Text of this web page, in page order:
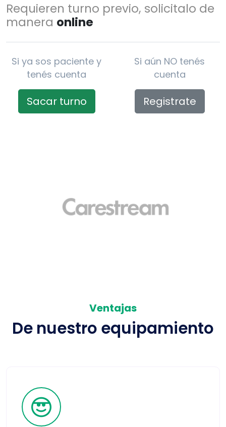
Requieren turno previo, solicitalo de
manera online
Si ya sos paciente y
tenés cuenta
Sacar turno
Si aún NO tenés
cuenta
Registrate
Ventajas
De nuestro equipamiento